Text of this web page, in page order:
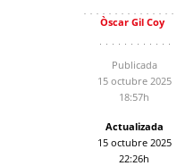
Òscar Gil Coy
Publicada
15 octubre 2025
18:57h
Actualizada
15 octubre 2025
22:26h